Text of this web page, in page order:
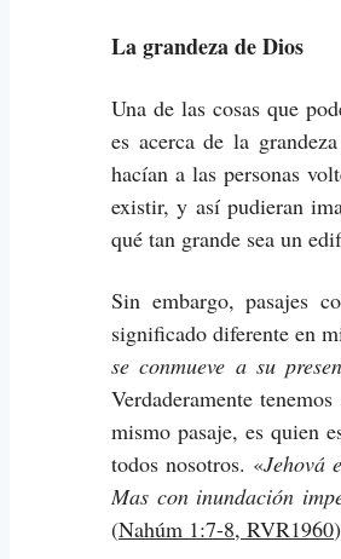
La grandeza de Dios
Una de las cosas que
es acerca de la
hacían a las personas
existir, y así pudieran
qué tan grande sea un
Sin embargo, pasajes
significado diferente en
se conmueve a su
Verdaderamente
mismo pasaje, es quien
todos nosotros. «Jehová
Mas con inundación
(Nahúm 1:7-8, RVR1960